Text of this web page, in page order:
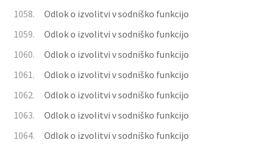
1058.
Odlok o izvolitvi v sodniško funkcijo
1059.
Odlok o izvolitvi v sodniško funkcijo
1060.
Odlok o izvolitvi v sodniško funkcijo
1061.
Odlok o izvolitvi v sodniško funkcijo
1062.
Odlok o izvolitvi v sodniško funkcijo
1063.
Odlok o izvolitvi v sodniško funkcijo
1064.
Odlok o izvolitvi v sodniško funkcijo